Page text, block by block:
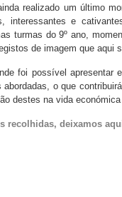
realizado um último
interessantes e
turmas do 9º ano,
de imagem que aqui
foi possível apresentar
o que
destes na vida
recolhidas, deixamos